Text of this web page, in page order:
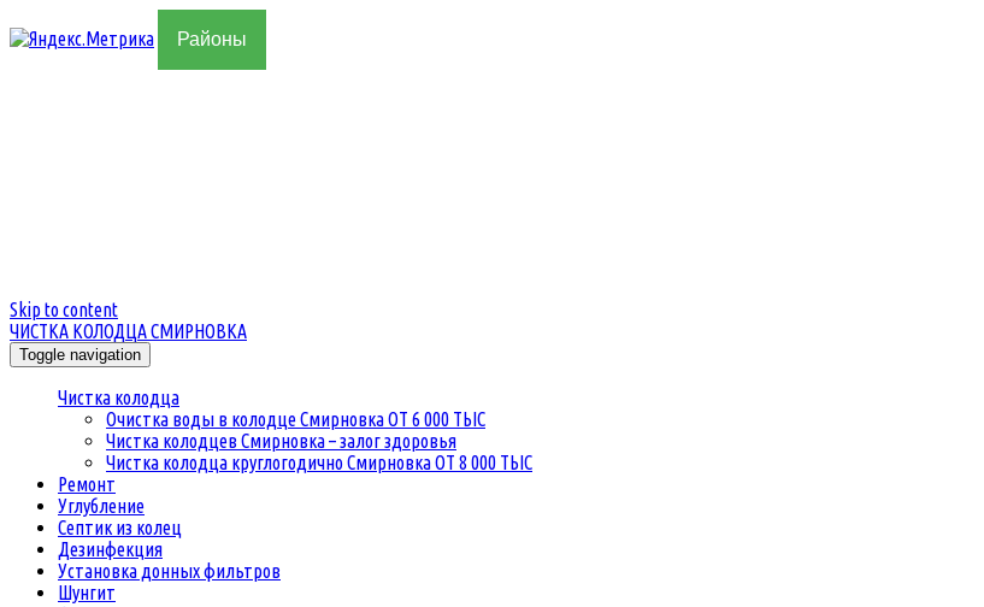
Районы
Skip to content
ЧИСТКА КОЛОДЦА СМИРНОВКА
Toggle navigation
Чистка колодца
Очистка воды в колодце Смирновка ОТ 6 000 ТЫС
Чистка колодцев Смирновка – залог здоровья
Чистка колодца круглогодично Смирновка ОТ 8 000 ТЫС
Ремонт
Углубление
Септик из колец
Дезинфекция
Установка донных фильтров
Шунгит